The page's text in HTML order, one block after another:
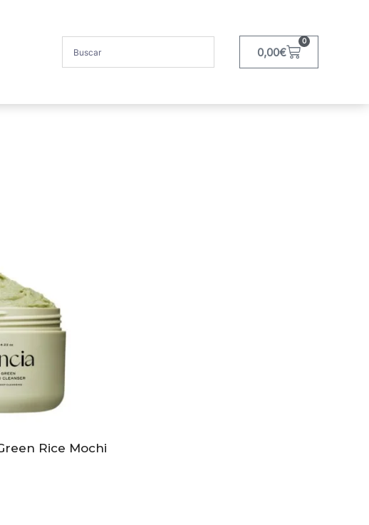
0,00€
0
Rice Mochi